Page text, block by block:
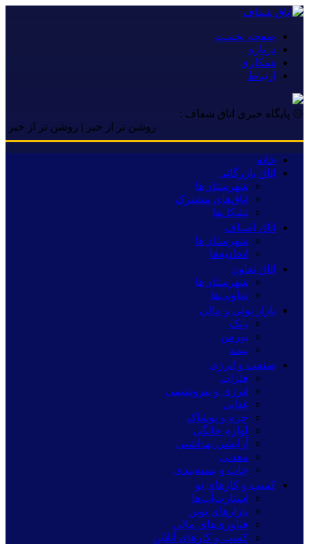
صفحه نخست
درباره
همکاری
ارتباط
۞ پایگاه خبری اتاق شفاف :
روشن تر از خبر | روشن تر از خبر |
خانه
اتاق بازرگانی
شهرستان‌ها
اتاق‌های مشترک
تشکل‌ها
اتاق اصناف
شهرستان‌ها
اتحادیه‌ها
اتاق تعاون
شهرستان‌ها
تعاونی‌ها
بازار پولی و مالی
بانک
بورس
بیمه
صنعت و انرژی
فلزات
انرژی و پتروشیمی
غذایی
چرم و پوشاک
لوازم خانگی
آرایشی بهداشتی
معدنی
چاپ و بسته‌بندی
کسب و کارهای نو
استارت‌آپ‌ها
بازارهای نوین
فناوری‌های مالی
کسب و کارهای آنلاین